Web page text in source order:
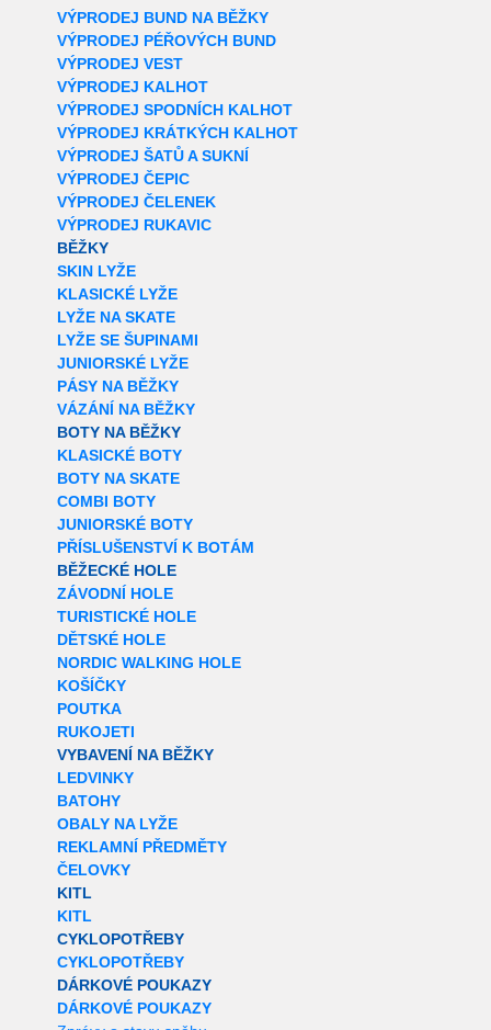
VÝPRODEJ BUND NA BĚŽKY
VÝPRODEJ PÉŘOVÝCH BUND
VÝPRODEJ VEST
VÝPRODEJ KALHOT
VÝPRODEJ SPODNÍCH KALHOT
VÝPRODEJ KRÁTKÝCH KALHOT
VÝPRODEJ ŠATŮ A SUKNÍ
VÝPRODEJ ČEPIC
VÝPRODEJ ČELENEK
VÝPRODEJ RUKAVIC
BĚŽKY
SKIN LYŽE
KLASICKÉ LYŽE
LYŽE NA SKATE
LYŽE SE ŠUPINAMI
JUNIORSKÉ LYŽE
PÁSY NA BĚŽKY
VÁZÁNÍ NA BĚŽKY
BOTY NA BĚŽKY
KLASICKÉ BOTY
BOTY NA SKATE
COMBI BOTY
JUNIORSKÉ BOTY
PŘÍSLUŠENSTVÍ K BOTÁM
BĚŽECKÉ HOLE
ZÁVODNÍ HOLE
TURISTICKÉ HOLE
DĚTSKÉ HOLE
NORDIC WALKING HOLE
KOŠÍČKY
POUTKA
RUKOJETI
VYBAVENÍ NA BĚŽKY
LEDVINKY
BATOHY
OBALY NA LYŽE
REKLAMNÍ PŘEDMĚTY
ČELOVKY
KITL
KITL
CYKLOPOTŘEBY
CYKLOPOTŘEBY
DÁRKOVÉ POUKAZY
DÁRKOVÉ POUKAZY